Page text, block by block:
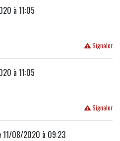
à 11:05
Signaler
à 11:05
Signaler
11/08/2020 à 09:23